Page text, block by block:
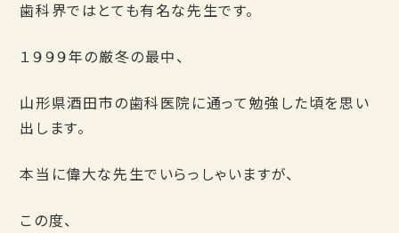
歯科界ではとても有名な先生です。
１９９９年の厳冬の最中、
山形県酒田市の歯科医院に通って勉強した頃を思い
出します。
本当に偉大な先生でいらっしゃいますが、
この度、